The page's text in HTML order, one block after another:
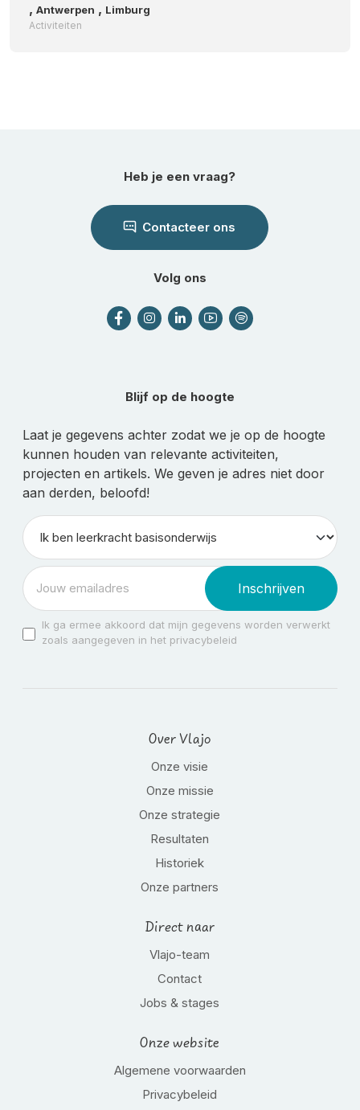
, Antwerpen , Limburg
Activiteiten
Heb je een vraag?
Contacteer ons
Volg ons
Blijf op de hoogte
Laat je gegevens achter zodat we je op de hoogte
kunnen houden van relevante activiteiten,
projecten en artikels. We geven je adres niet door
aan derden, beloofd!
Inschrijven
Ik ga ermee akkoord dat mijn gegevens worden verwerkt
zoals aangegeven in het privacybeleid
Over Vlajo
Onze visie
Onze missie
Onze strategie
Resultaten
Historiek
Onze partners
Direct naar
Vlajo-team
Contact
Jobs & stages
Onze website
Algemene voorwaarden
Privacybeleid